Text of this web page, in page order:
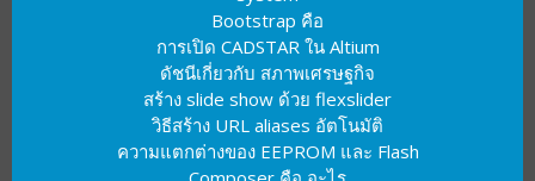
Bootstrap คือ
การเปิด CADSTAR ใน Altium
ดัชนีเกี่ยวกับ สภาพเศรษฐกิจ
สร้าง slide show ด้วย flexslider
วิธีสร้าง URL aliases อัตโนมัติ
ความแตกต่างของ EEPROM และ Flash